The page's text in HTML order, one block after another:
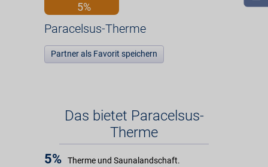
5%
Paracelsus-Therme
Partner als Favorit speichern
Das bietet Paracelsus-
Therme
5%
Therme und Saunalandschaft.